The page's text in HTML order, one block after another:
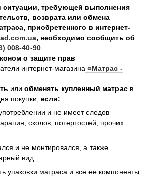
ситуации, требующей выполнения
возврата или обмена
приобретенного в интернет-
, необходимо сообщить об
008-40-90
о защите прав
интернет-магазина «Матрас -
или обменять купленный матрас в
покупки, если:
и не имеет следов
сколов, потертостей, прочих
и не монтировался, а также
вид
упаковки матраса и все ее компоненты